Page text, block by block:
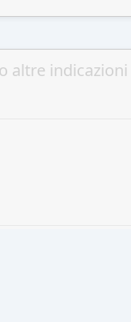
altre indicazioni